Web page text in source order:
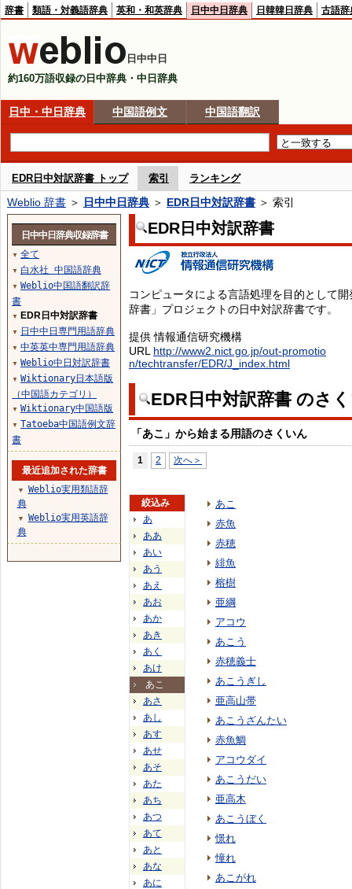
辞書 類語・対義語辞典 英和・和英辞典 日中中日辞典 日韓韓日辞典 古語辞
日中中日
約160万語収録の日中辞典・中日辞典
日中・中日辞典 中国語例文 中国語翻訳
EDR日中対訳辞書 トップ 索引 ランキング
Weblio 辞書 ＞ 日中中日辞典 ＞ EDR日中対訳辞書 ＞ 索引
EDR日中対訳辞書
コンピュータによる言語処理を目的として
辞書」プロジェクトの日中対訳辞書です。
提供 情報通信研究機構
URL http://www2.nict.go.jp/out-promotio
n/techtransfer/EDR/J_index.html
EDR日中対訳辞書 のさ
「あこ」から始まる用語のさくいん
1 2 次へ＞
絞込み
あ
ああ
あい
あう
あえ
あお
あか
あき
あく
あけ
あこ
あさ
あし
あす
あせ
あそ
あた
あち
あつ
あて
あと
あな
あに
あこ
赤魚
赤穂
緋魚
榕樹
亜綱
アコウ
あこう
赤穂義士
あこうぎし
亜高山帯
あこうざんたい
赤魚鯛
アコウダイ
あこうだい
亜高木
あこうぼく
憬れ
憧れ
あこがれ
日中中日辞典収録辞書
▼ 全て
▼ 白水社 中国語辞典
▼ Weblio中国語翻訳辞
書
▼ EDR日中対訳辞書
▼ 日中中日専門用語辞典
▼ 中英英中専門用語辞典
▼ Weblio中日対訳辞書
▼ Wiktionary日本語版
（中国語カテゴリ）
▼ Wiktionary中国語版
▼ Tatoeba中国語例文辞
書
最近追加された辞書
▼
Weblio実用類語辞
典
▼
Weblio実用英語辞
典